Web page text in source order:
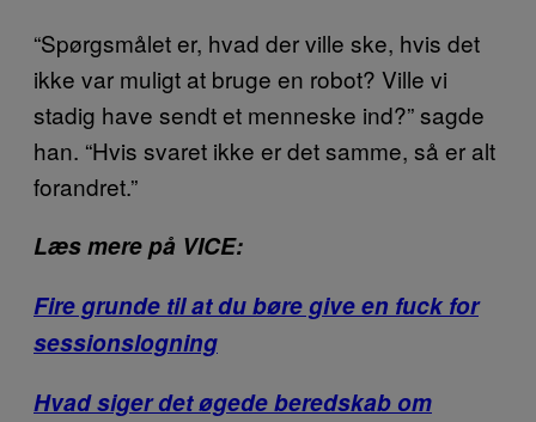
“Spørgsmålet er, hvad der ville ske, hvis det
ikke var muligt at bruge en robot? Ville vi
stadig have sendt et menneske ind?” sagde
han. “Hvis svaret ikke er det samme, så er alt
forandret.”
Læs mere på VICE:
Fire grunde til at du børe give en fuck for
sessionslogning
Hvad siger det øgede beredskab om